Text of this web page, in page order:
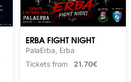
ERBA FIGHT NIGHT
PalaErba, Erba
Tickets from 21.70€